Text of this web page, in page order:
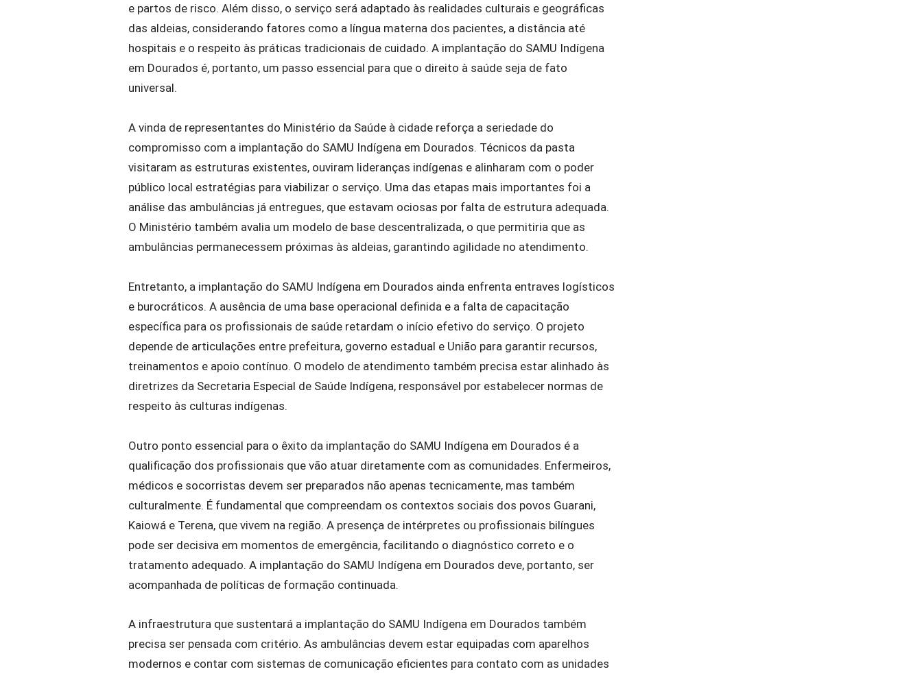
e partos de risco. Além disso, o serviço será adaptado às realidades culturais e geográficas
das aldeias, considerando fatores como a língua materna dos pacientes, a distância até
hospitais e o respeito às práticas tradicionais de cuidado. A implantação do SAMU Indígena
em Dourados é, portanto, um passo essencial para que o direito à saúde seja de fato
universal.
A vinda de representantes do Ministério da Saúde à cidade reforça a seriedade do
compromisso com a implantação do SAMU Indígena em Dourados. Técnicos da pasta
visitaram as estruturas existentes, ouviram lideranças indígenas e alinharam com o poder
público local estratégias para viabilizar o serviço. Uma das etapas mais importantes foi a
análise das ambulâncias já entregues, que estavam ociosas por falta de estrutura adequada.
O Ministério também avalia um modelo de base descentralizada, o que permitiria que as
ambulâncias permanecessem próximas às aldeias, garantindo agilidade no atendimento.
Entretanto, a implantação do SAMU Indígena em Dourados ainda enfrenta entraves logísticos
e burocráticos. A ausência de uma base operacional definida e a falta de capacitação
específica para os profissionais de saúde retardam o início efetivo do serviço. O projeto
depende de articulações entre prefeitura, governo estadual e União para garantir recursos,
treinamentos e apoio contínuo. O modelo de atendimento também precisa estar alinhado às
diretrizes da Secretaria Especial de Saúde Indígena, responsável por estabelecer normas de
respeito às culturas indígenas.
Outro ponto essencial para o êxito da implantação do SAMU Indígena em Dourados é a
qualificação dos profissionais que vão atuar diretamente com as comunidades. Enfermeiros,
médicos e socorristas devem ser preparados não apenas tecnicamente, mas também
culturalmente. É fundamental que compreendam os contextos sociais dos povos Guarani,
Kaiowá e Terena, que vivem na região. A presença de intérpretes ou profissionais bilíngues
pode ser decisiva em momentos de emergência, facilitando o diagnóstico correto e o
tratamento adequado. A implantação do SAMU Indígena em Dourados deve, portanto, ser
acompanhada de políticas de formação continuada.
A infraestrutura que sustentará a implantação do SAMU Indígena em Dourados também
precisa ser pensada com critério. As ambulâncias devem estar equipadas com aparelhos
modernos e contar com sistemas de comunicação eficientes para contato com as unidades